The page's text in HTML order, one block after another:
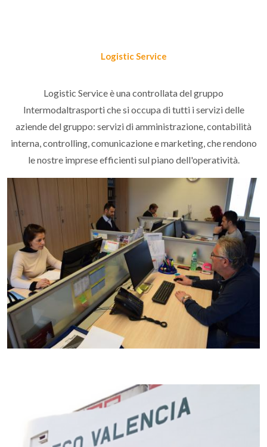
Logistic Service
Logistic Service è una controllata del gruppo
Intermodaltrasporti che si occupa di tutti i servizi delle
aziende del gruppo: servizi di amministrazione, contabilità
interna, controlling, comunicazione e marketing, che rendono
le nostre imprese efficienti sul piano dell'operatività.